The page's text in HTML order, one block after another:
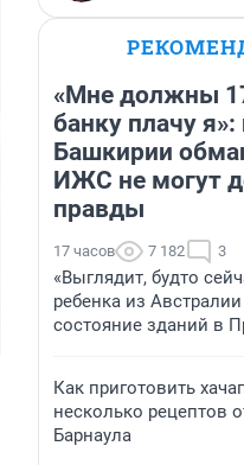
«Мне должны
банку плачу
Башкирии
ИЖС не могут
правды
17 часов 7 182 3
«Выглядит, будто
ребенка из
состояние зданий в
Как приготовить
несколько рецептов
Барнаула